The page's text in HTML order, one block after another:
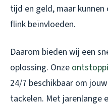
tijd en geld, maar
flink beïnvloeden.
Daarom bieden wij een
oplossing. Onze
24/7 beschikbaar om
tackelen. Met jarenlange